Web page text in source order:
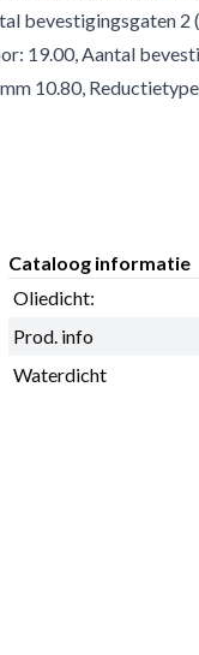
bevestigingsgaten 2
19.00, Aantal
10.80,
Cataloog informatie
Oliedicht:
Prod. info
Waterdicht